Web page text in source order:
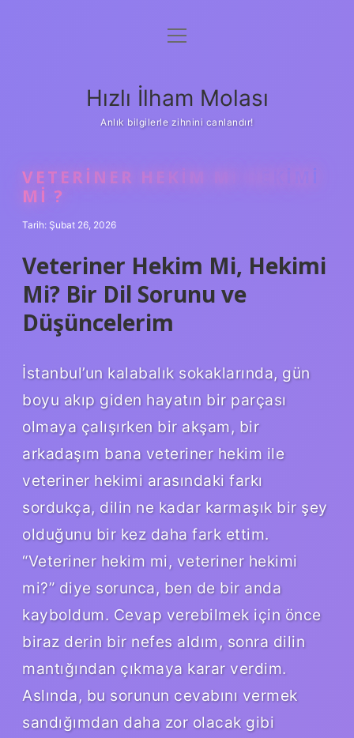
Anasayfa
Yasal Uyarı
menüyü
Hızlı İlham Molası
Anlık bilgilerle zihnini canlandır!
VETERINER HEKIM MI HEKIMI
MI ?
Tarih: Şubat 26, 2026
Veteriner Hekim Mi, Hekimi
Mi? Bir Dil Sorunu ve
Düşüncelerim
İstanbul’un kalabalık sokaklarında, gün
boyu akıp giden hayatın bir parçası
olmaya çalışırken bir akşam, bir
arkadaşım bana veteriner hekim ile
veteriner hekimi arasındaki farkı
sordukça, dilin ne kadar karmaşık bir şey
olduğunu bir kez daha fark ettim.
“Veteriner hekim mi, veteriner hekimi
mi?” diye sorunca, ben de bir anda
kayboldum. Cevap verebilmek için önce
biraz derin bir nefes aldım, sonra dilin
mantığından çıkmaya karar verdim.
Aslında, bu sorunun cevabını vermek
sandığımdan daha zor olacak gibi